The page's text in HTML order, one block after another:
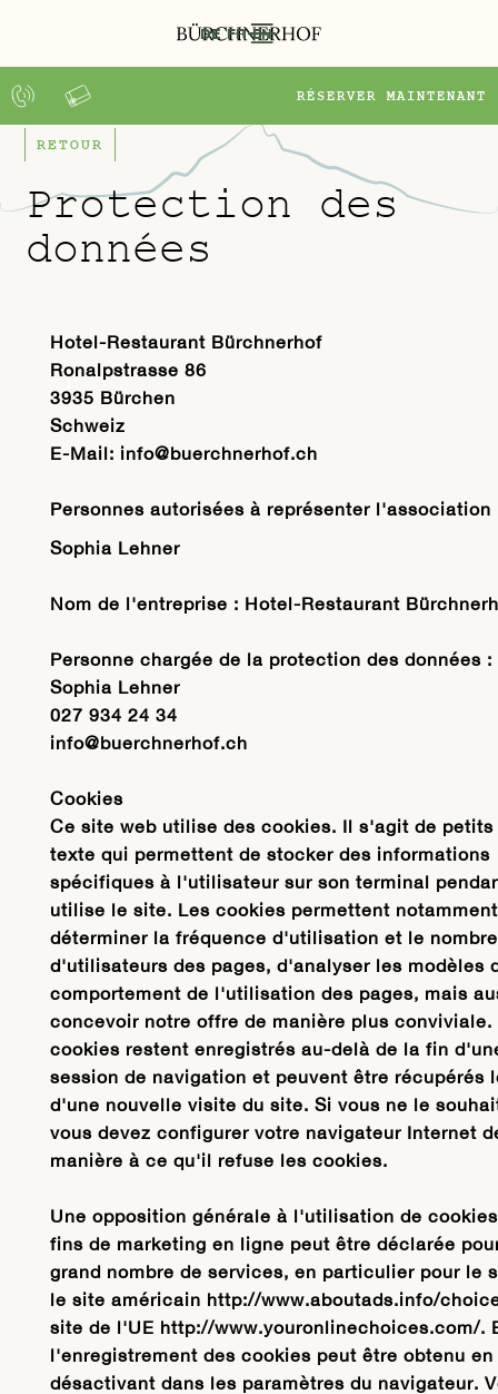
DE FR EN
RÉSERVER MAINTENANT
RETOUR
Protection des
données
Hotel-Restaurant Bürchnerhof
Ronalpstrasse 86
3935 Bürchen
Schweiz
E-Mail: info@buerchnerhof.ch
Personnes autorisées à représenter l'association
Sophia Lehner
Nom de l'entreprise : Hotel-Restaurant
Personne chargée de la protection des données :
Sophia Lehner
027 934 24 34
info@buerchnerhof.ch
Cookies
Ce site web utilise des cookies. Il s'agit de
texte qui permettent de stocker des informations
spécifiques à l'utilisateur sur son terminal
utilise le site. Les cookies permettent
déterminer la fréquence d'utilisation et le nombre
d'utilisateurs des pages, d'analyser les modèles
comportement de l'utilisation des pages, mais
concevoir notre offre de manière plus conviviale.
cookies restent enregistrés au-delà de la fin
session de navigation et peuvent être récupérés
d'une nouvelle visite du site. Si vous ne le
vous devez configurer votre navigateur Internet
manière à ce qu'il refuse les cookies.
Une opposition générale à l'utilisation de
fins de marketing en ligne peut être déclarée
grand nombre de services, en particulier pour le
le site américain http://www.aboutads.info/
site de l'UE http://www.youronlinechoices.com/.
l'enregistrement des cookies peut être obtenu en
désactivant dans les paramètres du navigateur.